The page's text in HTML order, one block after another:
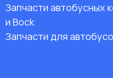
Запчасти автобусных
и Bock
Запчасти для